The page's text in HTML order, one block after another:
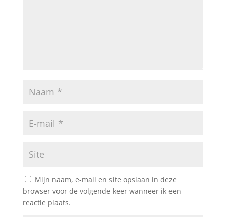
Mijn naam, e-mail en site opslaan in deze
browser voor de volgende keer wanneer ik een
reactie plaats.